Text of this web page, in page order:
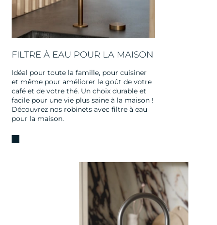
FILTRE À EAU POUR LA MAISON
Idéal pour toute la famille, pour cuisiner
et même pour améliorer le goût de votre
café et de votre thé. Un choix durable et
facile pour une vie plus saine à la maison !
Découvrez nos robinets avec filtre à eau
pour la maison.